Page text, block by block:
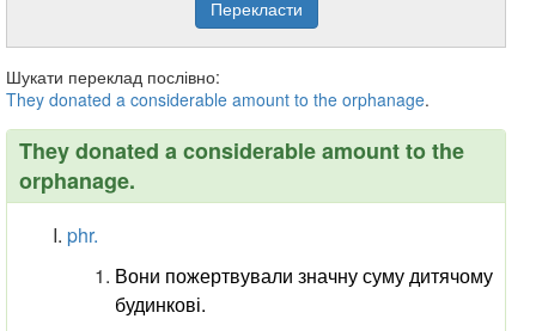
Шукати переклад послівно:
They donated a considerable amount to the orphanage.
They donated a considerable amount to the
orphanage.
phr.
Вони пожертвували значну суму дитячому
будинкові.